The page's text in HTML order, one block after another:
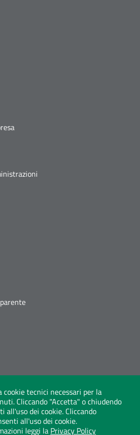
tecnici necessari per la
Cliccando "Accetta" o chiudendo
all'uso dei cookie. Cliccando
all'uso dei cookie.
leggi la Privacy Policy